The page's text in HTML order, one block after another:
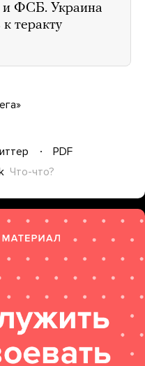
и ФСБ. Украина
теракту
PDF
Что-что?